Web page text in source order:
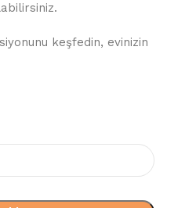
keşfedin, evinizin